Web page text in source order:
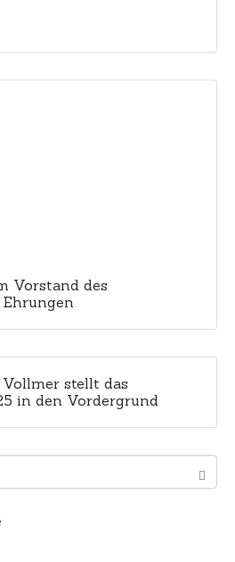
Vorstand des
stellt das
in den Vordergrund